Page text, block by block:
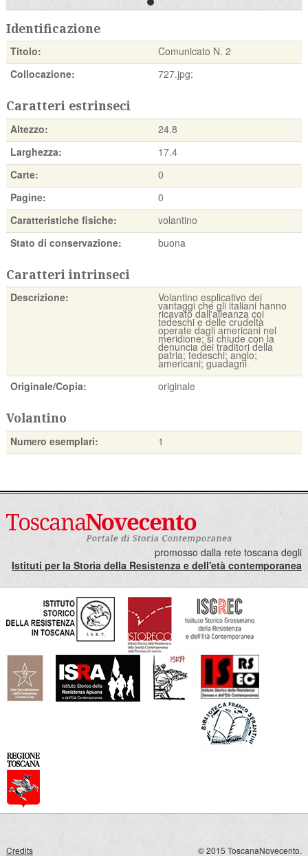
Identificazione
Titolo:
Comunicato N. 2
Collocazione:
727.jpg;
Caratteri estrinseci
Altezzo:
24.8
Larghezza:
17.4
Carte:
0
Pagine:
0
Caratteristiche fisiche:
volantino
Stato di conservazione:
buona
Caratteri intrinseci
Descrizione: Volantino esplicativo dei
vantaggi che gli italiani hanno
ricavato dall'alleanza coi
tedeschi e delle crudeltà
operate dagli americani nel
meridione; si chiude con la
denuncia dei traditori della
patria; tedeschi; anglo;
americani; guadagni
Originale/Copia:
originale
Volantino
Numero esemplari: 1
promosso dalla rete toscana degli
Istituti per la Storia della Resistenza e dell'età contemporanea
Credits
© 2015 ToscanaNovecento.